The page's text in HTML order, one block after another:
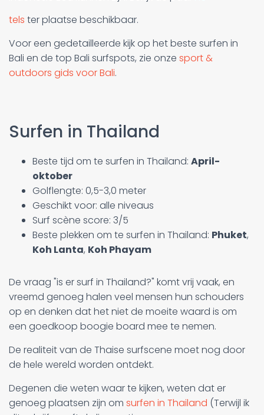
tels ter plaatse beschikbaar.
Voor een gedetailleerde kijk op het beste surfen in
Bali en de top Bali surfspots, zie onze sport &
outdoors gids voor Bali.
Surfen in Thailand
Beste tijd om te surfen in Thailand: April-
oktober
Golflengte: 0,5-3,0 meter
Geschikt voor: alle niveaus
Surf scène score: 3/5
Beste plekken om te surfen in Thailand: Phuket,
Koh Lanta, Koh Phayam
De vraag "is er surf in Thailand?" komt vrij vaak, en
vreemd genoeg halen veel mensen hun schouders
op en denken dat het niet de moeite waard is om
een goedkoop boogie board mee te nemen.
De realiteit van de Thaise surfscene moet nog door
de hele wereld worden ontdekt.
Degenen die weten waar te kijken, weten dat er
genoeg plaatsen zijn om surfen in Thailand (Terwijl ik